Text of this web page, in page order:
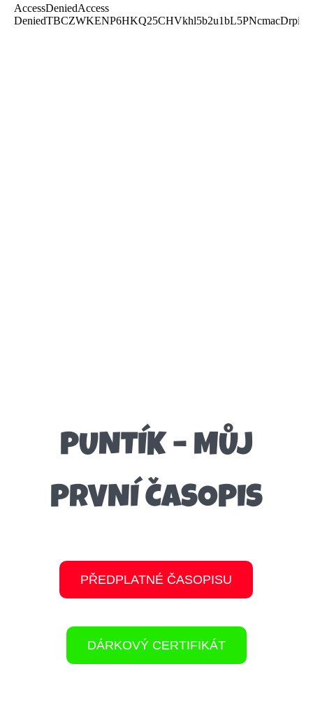
PUNTÍK – MŮJ
PRVNÍ ČASOPIS
PŘEDPLATNÉ ČASOPISU
DÁRKOVÝ CERTIFIKÁT